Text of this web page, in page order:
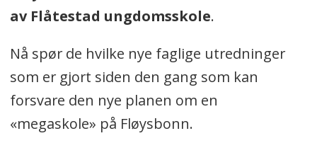
analyse) løftet frem prinsippet om at
ungdomsskoler bør rekruttere fra minst
to barneskoler for å sikre robuste
fagmiljøer for lærere og bedre sosiale
miljøer for elevene. Hvorfor velger
kommunen nå å fravike dette
av Flåtestad ungdomsskole.
Nå spør de hvilke nye faglige utredninger
som er gjort siden den gang som kan
forsvare den nye planen om en
«megaskole» på Fløysbonn.